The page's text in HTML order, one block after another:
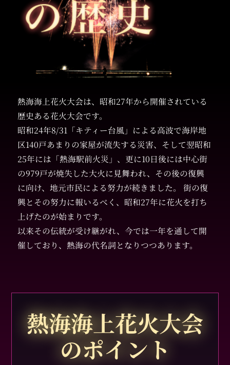
熱海海上花火大会は、昭和27年から開催されている
歴史ある花火大会です。
昭和24年8/31「キティー台風」による高波で海岸地
区140戸あまりの家屋が流失する災害、そして翌昭和
25年には「熱海駅前火災」、更に10日後には中心街
の979戸が焼失した大火に見舞われ、その後の復興
に向け、地元市民による努力が続きました。 街の復
興とその努力に報いるべく、昭和27年に花火を打ち
上げたのが始まりです。
以来その伝統が受け継がれ、今では一年を通して開
催しており、熱海の代名詞となりつつあります。
熱海海上花火大会
のポイント